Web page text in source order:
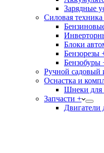
Зарядные
Силовая
Блоки
Бензорезы
Бензобуры
Ручной садовый
Оснастка и
Шнеки для
Запчасти +
Двигатели